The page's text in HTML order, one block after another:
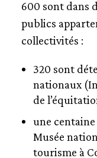
600 sont dans
publics
collectivités :
320 sont
nationaux
de
une
Musée
tourisme à